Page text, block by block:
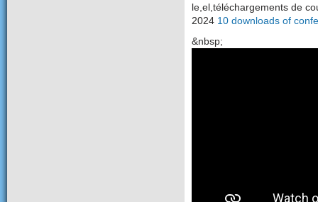
le,el,téléchargements de
2024 10 downloads of
&nbsp;